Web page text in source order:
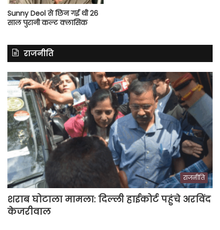
Sunny Deol से छिन गई थी 26
साल पुरानी कल्ट क्लासिक
राजनीति
राजनीति
शराब घोटाला मामला: दिल्ली हाईकोर्ट पहुंचे अरविंद
केजरीवाल